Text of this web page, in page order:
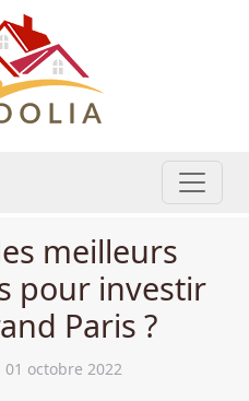
meilleurs
pour investir
Paris ?
octobre 2022